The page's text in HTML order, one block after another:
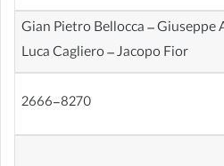
Gian Pietro Bellocca – Giuseppe
Luca Cagliero – Jacopo Fior
2666-8270